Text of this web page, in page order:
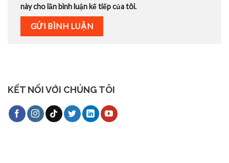
này cho lần bình luận kế tiếp của tôi.
KẾT NỐI VỚI CHÚNG TÔI